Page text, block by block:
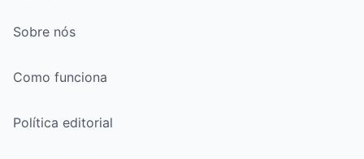
Sobre nós
Como funciona
Política editorial